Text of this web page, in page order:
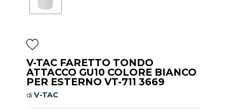
V-TAC FARETTO TONDO
ATTACCO GU10 COLORE BIANCO
PER ESTERNO VT-711 3669
diV-TAC